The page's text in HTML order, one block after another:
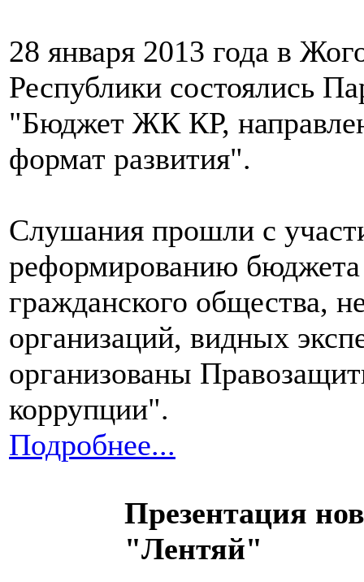
28 января 2013 года в
Республики состоялись
"Бюджет ЖК КР,
формат развития".
Слушания прошли с
реформированию
гражданского общества,
организаций, видных
организованы
коррупции".
Подробнее...
Презентация
"Лентяй"